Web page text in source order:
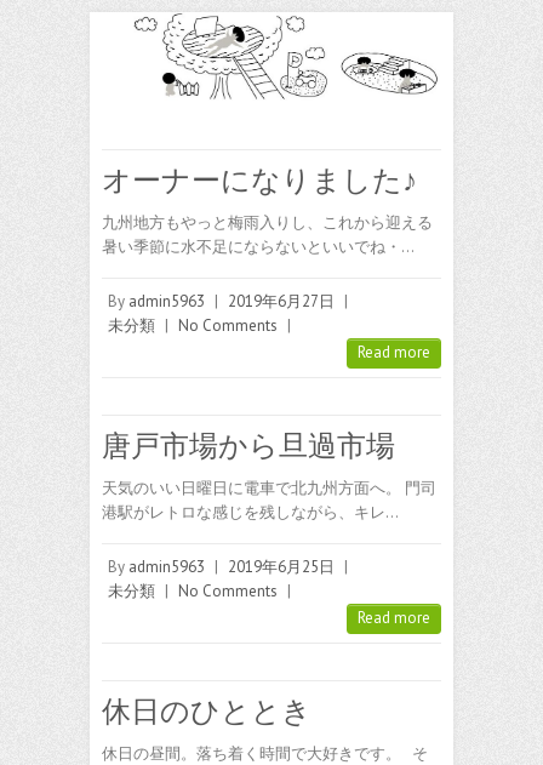
オーナーになりました♪
九州地方もやっと梅雨入りし、これから迎える
暑い季節に水不足にならないといいでね・…
By admin5963 | 2019年6月27日
|
未分類 | No Comments |
Read more
唐戸市場から旦過市場
天気のいい日曜日に電車で北九州方面へ。 門司
港駅がレトロな感じを残しながら、キレ…
By admin5963 | 2019年6月25日
|
未分類 | No Comments |
Read more
休日のひととき
休日の昼間。落ち着く時間で大好きです。 そ